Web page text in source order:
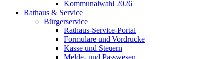
Kommunalwahl 2026
Rathaus & Service
Bürgerservice
Rathaus-Service-Portal
Formulare und Vordrucke
Kasse und Steuern
Melde- und Passwesen